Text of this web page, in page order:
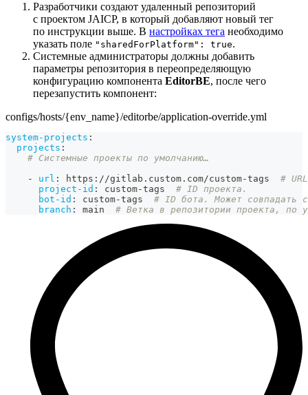
Разработчики создают удаленный репозиторий
с проектом JAICP, в который добавляют новый тег
по инструкции выше. В настройках тега необходимо
указать поле "sharedForPlatform": true.
Системные администраторы должны добавить
параметры репозитория в переопределяющую
конфигурацию компонента EditorBE, после чего
перезапустить компонент:
configs/hosts/{env_name}/editorbe/application-override.yml
system-projects :
projects :
# Системные проекты по умолчанию…
-
url : https : //gitlab.custom.com/custom-tags #
project-id : custom-tags # ID проекта.
bot-id : custom-tags # ID бота. Может
branch : main # Ветка в репозитории проекта, по